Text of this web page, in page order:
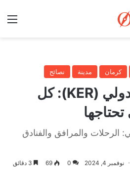
كرمان مدينة نصائح
مطار كرمان الدولي (KER): كل
تحتاجها
الرحلات والمرافق والفنادق
نوفمبر 4, 2024 0
69